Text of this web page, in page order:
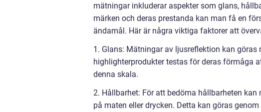
mätningar inkluderar aspekter som glans,
märken och deras prestanda kan man få en
ändamål. Här är några viktiga faktorer att
1. Glans: Mätningar av ljusreflektion kan
highlighterprodukter testas för deras förmåga
denna skala.
2. Hållbarhet: För att bedöma hållbarheten
på maten eller drycken. Detta kan göras